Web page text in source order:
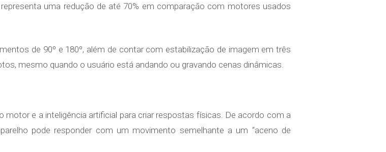
uma redução de até 70% em comparação com motores usados
de 90º e 180º, além de contar com estabilização de imagem em três
mesmo quando o usuário está andando ou gravando cenas dinâmicas.
e a inteligência artificial para criar respostas físicas. De acordo com a
pode responder com um movimento semelhante a um “aceno de